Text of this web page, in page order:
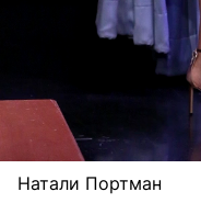
Натали Портман